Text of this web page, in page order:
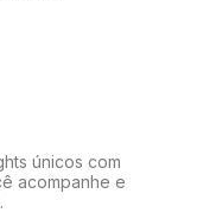
únicos com
acompanhe e